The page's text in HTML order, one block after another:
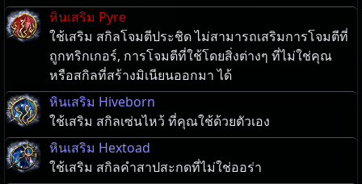
หินเสริม Pyre
ใช้เสริม สกิลโจมตีประชิด ไม่สามารถเสริมการโจมตีที่
ถูกทริกเกอร์, การโจมตีที่ใช้โดยสิ่งต่างๆ ที่ไม่ใช่คุณ
หรือสกิลที่สร้างมิเนียนออกมา ได้
หินเสริม Hiveborn
ใช้เสริม สกิลเซ่นไหว้ ที่คุณใช้ด้วยตัวเอง
หินเสริม Hextoad
ใช้เสริม สกิลคำสาปสะกดที่ไม่ใช่ออร่า